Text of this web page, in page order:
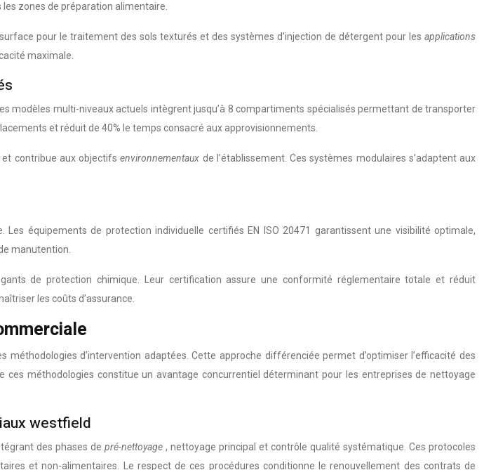
zones de préparation alimentaire.
pour le traitement des sols texturés et des systèmes d’injection de détergent pour les applications
maximale.
modèles multi-niveaux actuels intègrent jusqu’à 8 compartiments spécialisés permettant de transporter
et réduit de 40% le temps consacré aux approvisionnements.
et contribue aux objectifsenvironnementaux de l’établissement. Ces systèmes modulaires s’adaptent aux
équipements de protection individuelle certifiés EN ISO 20471 garantissent une visibilité optimale,
manutention.
de protection chimique. Leur certification assure une conformité réglementaire totale et réduit
les coûts d’assurance.
d’intervention adaptées. Cette approche différenciée permet d’optimiser l’efficacité des
méthodologies constitue un avantage concurrentiel déterminant pour les entreprises de nettoyage
westfield
des phases de pré-nettoyage , nettoyage principal et contrôle qualité systématique. Ces protocoles
et non-alimentaires. Le respect de ces procédures conditionne le renouvellement des contrats de